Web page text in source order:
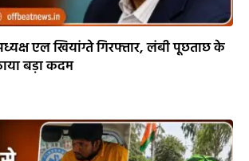
एल खियांग्ते गिरफ्तार, लंबी पूछताछ के
बड़ा कदम